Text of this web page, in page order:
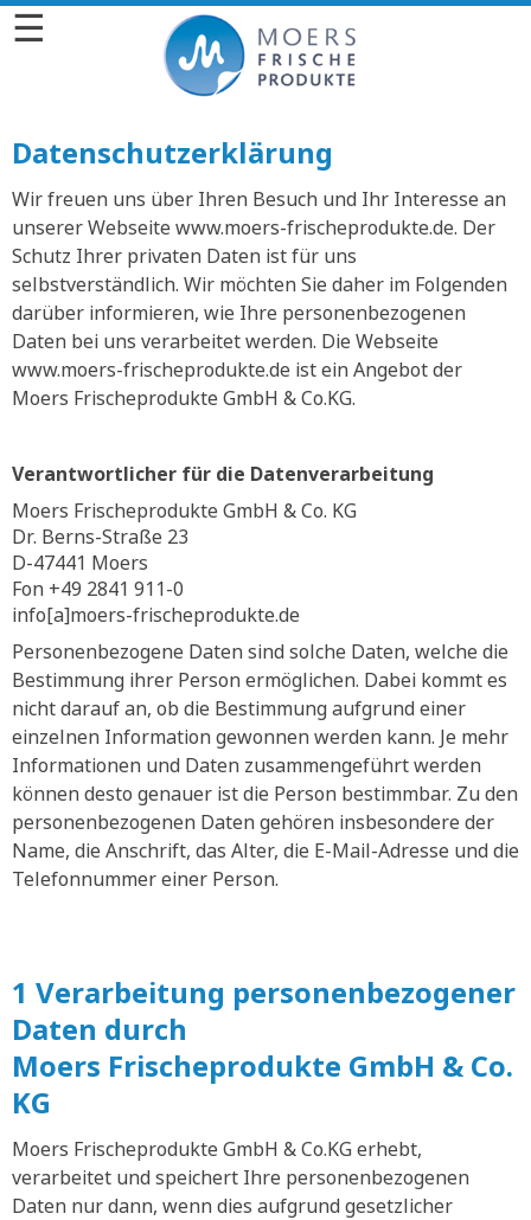
☰
Datenschutzerklärung
Wir freuen uns über Ihren Besuch und Ihr Interesse an
unserer Webseite www.moers-frischeprodukte.de. Der
Schutz Ihrer privaten Daten ist für uns
selbstverständlich. Wir möchten Sie daher im Folgenden
darüber informieren, wie Ihre personenbezogenen
Daten bei uns verarbeitet werden. Die Webseite
www.moers-frischeprodukte.de ist ein Angebot der
Moers Frischeprodukte GmbH & Co.KG.
Verantwortlicher für die Datenverarbeitung
Moers Frischeprodukte GmbH & Co. KG
Dr. Berns-Straße 23
D-47441 Moers
Fon +49 2841 911-0
info[a]moers-frischeprodukte.de
Personenbezogene Daten sind solche Daten, welche die
Bestimmung ihrer Person ermöglichen. Dabei kommt es
nicht darauf an, ob die Bestimmung aufgrund einer
einzelnen Information gewonnen werden kann. Je mehr
Informationen und Daten zusammengeführt werden
können desto genauer ist die Person bestimmbar. Zu den
personenbezogenen Daten gehören insbesondere der
Name, die Anschrift, das Alter, die E-Mail-Adresse und die
Telefonnummer einer Person.
1 Verarbeitung personenbezogener
Daten durch
Moers Frischeprodukte GmbH & Co.
KG
Moers Frischeprodukte GmbH & Co.KG erhebt,
verarbeitet und speichert Ihre personenbezogenen
Daten nur dann, wenn dies aufgrund gesetzlicher